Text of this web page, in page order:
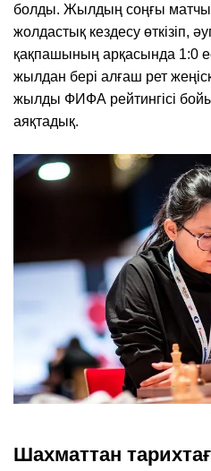
болды. Жылдың соңғы
жолдастық кездесу өткізіп,
қақпашының арқасында 1:0
жылдан бері алғаш рет
жылды ФИФА рейтингісі
аяқтадық.
Шахматтан